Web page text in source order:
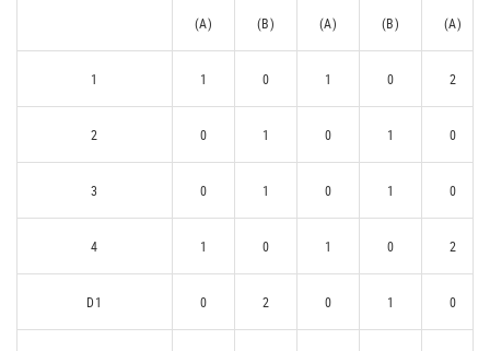
(A) (B) (A) (B) (A)
1 1 0 1 0 2
2 0 1 0 1 0
3 0 1 0 1 0
4 1 0 1 0 2
D1 0 2 0 1 0